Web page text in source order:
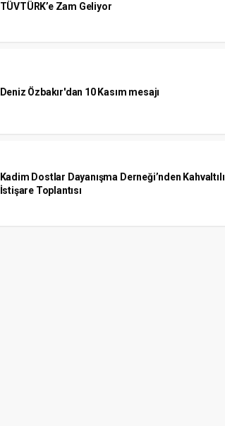
TÜVTÜRK’e Zam Geliyor
Deniz Özbakır'dan 10 Kasım mesajı
Kadim Dostlar Dayanışma Derneği’nden Kahvaltılı
İstişare Toplantısı